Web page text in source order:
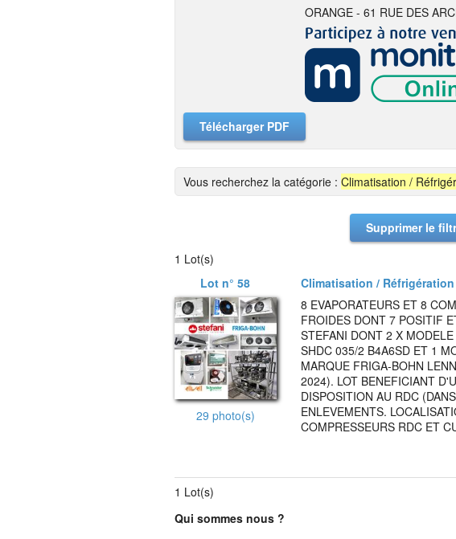
ORANGE - 61 RUE DES
Télécharger PDF
Vous recherchez la catégorie : Climatisation /
Supprimer le
1 Lot(s)
Lot n° 58
Climatisation /
29 photo(s)
8 EVAPORATEURS ET 8
FROIDES DONT 7 POSITIF
STEFANI DONT 2 X
SHDC 035/2 B4A6SD ET 1
MARQUE FRIGA-BOHN
2024). LOT BENEFICIANT
DISPOSITION AU RDC
ENLEVEMENTS.
COMPRESSEURS RDC ET
1 Lot(s)
Qui sommes nous ?